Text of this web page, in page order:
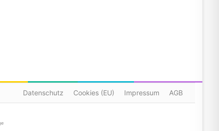
Datenschutz Cookies (EU) Impressum AGB